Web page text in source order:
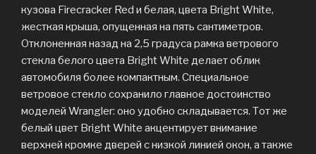
кузова Firecracker Red и белая, цвета Bright White,
жесткая крыша, опущенная на пять сантиметров.
Отклоненная назад на 2,5 градуса рамка ветрового
стекла белого цвета Bright White делает облик
автомобиля более компактным. Специальное
ветровое стекло сохранило главное достоинство
моделей Wrangler: оно удобно складывается. Тот же
белый цвет Bright White акцентирует внимание
верхней кромке дверей с низкой линией окон, а также